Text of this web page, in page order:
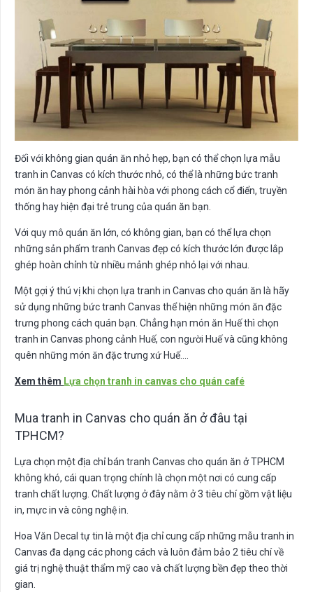
Đối với không gian quán ăn nhỏ hẹp, bạn có thể chọn lựa mẫu
tranh in Canvas có kích thước nhỏ, có thể là những bức tranh
món ăn hay phong cảnh hài hòa với phong cách cổ điển, truyền
thống hay hiện đại trẻ trung của quán ăn bạn.
Với quy mô quán ăn lớn, có không gian, bạn có thể lựa chọn
những sản phẩm tranh Canvas đẹp có kích thước lớn được lắp
ghép hoàn chỉnh từ nhiều mảnh ghép nhỏ lại với nhau.
Một gợi ý thú vị khi chọn lựa tranh in Canvas cho quán ăn là hãy
sử dụng những bức tranh Canvas thể hiện những món ăn đặc
trưng phong cách quán bạn. Chẳng hạn món ăn Huế thì chọn
tranh in Canvas phong cảnh Huế, con người Huế và cũng không
quên những món ăn đặc trưng xứ Huế….
Xem thêm Lựa chọn tranh in canvas cho quán café
Mua tranh in Canvas cho quán ăn ở đâu tại
TPHCM?
Lựa chọn một địa chỉ bán tranh Canvas cho quán ăn ở TPHCM
không khó, cái quan trọng chính là chọn một nơi có cung cấp
tranh chất lượng. Chất lượng ở đây nằm ở 3 tiêu chí gồm vật liệu
in, mực in và công nghệ in.
Hoa Văn Decal tự tin là một địa chỉ cung cấp những mẫu tranh in
Canvas đa dạng các phong cách và luôn đảm bảo 2 tiêu chí về
giá trị nghệ thuật thẩm mỹ cao và chất lượng bền đẹp theo thời
gian.